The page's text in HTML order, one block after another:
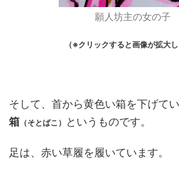
願人坊主の女の子
（※クリックすると画像が拡大し
そして、首から黄色い箱を下げて
箱 （そとばこ） というものです。
足は、赤い草履を履いています。